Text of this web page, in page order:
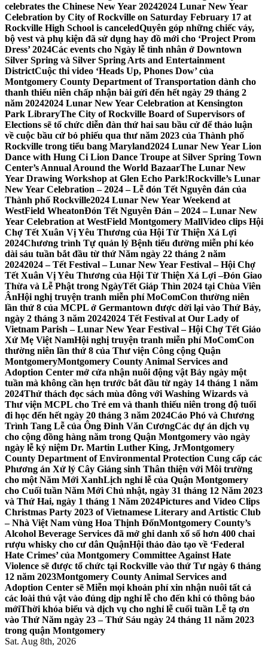
celebrates the Chinese New Year 20242024 Lunar New Year
Celebration by City of Rockville on Saturday February 17 at
Rockville High School is canceledQuyên góp những chiếc váy,
bộ vest và phụ kiện đã sử dụng hay đồ mới cho ‘Project Prom
Dress’ 2024Các events cho Ngày lễ tình nhân ở Downtown
Silver Spring và Silver Spring Arts and Entertainment
DistrictCuộc thi video ‘Heads Up, Phones Dow’ của
Montgomery County Department of Transportation dành cho
thanh thiếu niên chấp nhận bài gửi đến hết ngày 29 tháng 2
năm 20242024 Lunar New Year Celebration at Kensington
Park LibraryThe City of Rockville Board of Supervisors of
Elections sẽ tổ chức diễn đàn thứ hai sau bầu cử để thảo luận
về cuộc bầu cử bỏ phiếu qua thư năm 2023 của Thành phố
Rockville trong tiểu bang Maryland2024 Lunar New Year Lion
Dance with Hung Ci Lion Dance Troupe at Silver Spring Town
Center’s Annual Around the World BazaarThe Lunar New
Year Drawing Workshop at Glen Echo Park!Rockville’s Lunar
New Year Celebration – 2024 – Lễ đón Tết Nguyên đán của
Thành phố Rockville2024 Lunar New Year Weekend at
WestField WheatonĐón Tết Nguyên Đán – 2024 – Lunar New
Year Celebration at WestField Montgomery MallVideo clips Hội
Chợ Tết Xuân Vị Yêu Thương của Hội Từ Thiện Xá Lợi
2024Chương trình Tự quản lý Bệnh tiểu đường miễn phí kéo
dài sáu tuần bắt đầu từ thứ Năm ngày 22 tháng 2 năm
20242024 – Tết Festival – Lunar New Year Festival – Hội Chợ
Tết Xuân Vị Yêu Thương của Hội Từ Thiện Xá Lợi –Đón Giao
Thừa và Lễ Phật trong NgàyTết Giáp Thìn 2024 tại Chùa Viên
ÂnHội nghị truyện tranh miễn phí MoComCon thường niên
lần thứ 8 của MCPL ở Germantown được dời lại vào Thứ Bảy,
ngày 2 tháng 3 năm 20242024 Tết Festival at Our Lady of
Vietnam Parish – Lunar New Year Festival – Hội Chợ Tết Giáo
Xứ Mẹ Việt NamHội nghị truyện tranh miễn phí MoComCon
thường niên lần thứ 8 của Thư viện Công cộng Quận
MontgomeryMontgomery County Animal Services and
Adoption Center mở cửa nhận nuôi động vật Bảy ngày một
tuần mà không cần hẹn trước bắt đầu từ ngày 14 tháng 1 năm
2024Thử thách đọc sách mùa đông với Washing Wizards và
Thư viện MCPL cho Trẻ em và thanh thiếu niên trong độ tuổi
đi học đến hết ngày 20 tháng 3 năm 2024Cáo Phó và Chương
Trình Tang Lễ của Ông Đinh Văn CươngCác dự án dịch vụ
cho cộng đồng hàng năm trong Quận Montgomery vào ngày
ngày lễ kỷ niệm Dr. Martin Luther King, JrMontgomery
County Department of Environmental Protection Cung cấp các
Phương án Xử lý Cây Giáng sinh Thân thiện với Môi trường
cho một Năm Mới XanhLịch nghỉ lễ của Quận Montgomery
cho Cuối tuần Năm Mới Chủ nhật, ngày 31 tháng 12 Năm 2023
và Thứ Hai, ngày 1 tháng 1 Năm 2024Pictures and Video Clips
Christmas Party 2023 of Vietnamese Literary and Artistic Club
– Nhà Việt Nam vùng Hoa Thịnh ĐốnMontgomery County’s
Alcohol Beverage Services đã mở ghi danh xổ số hơn 400 chai
rượu whisky cho cư dân QuậnHội thảo đào tạo về ‘Federal
Hate Crimes’ của Montgomery Committee Against Hate
Violence sẽ được tổ chức tại Rockville vào thứ Tư ngày 6 tháng
12 năm 2023Montgomery County Animal Services and
Adoption Center sẽ Miễn mọi khoản phí xin nhận nuôi tất cả
các loài thú vật vào đúng dịp nghỉ lễ cho đến khi có thông báo
mớiThời khóa biểu và dịch vụ cho nghỉ lễ cuối tuần Lễ tạ ơn
vào Thứ Năm ngày 23 – Thứ Sáu ngày 24 tháng 11 năm 2023
trong quận Montgomery
Sat. Aug 8th, 2026